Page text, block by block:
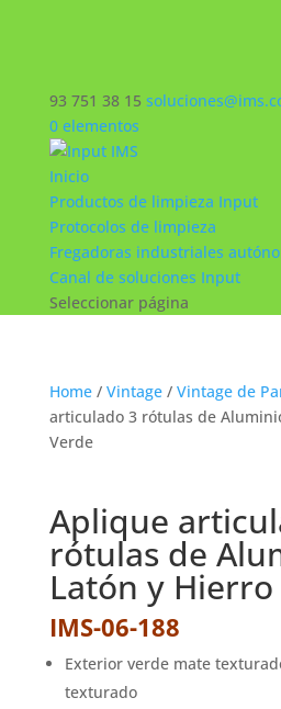
93 751 38 15
0 elementos
Inicio
Productos de limpieza Input
Protocolos de limpieza
Fregadoras industriales
Canal de soluciones Input
Seleccionar página
Home/ Vintage/ Vintage de
articulado 3 rótulas de
Verde
Aplique
rótulas de
Latón y Hierro
IMS-06-188
Exterior verde mate
texturado